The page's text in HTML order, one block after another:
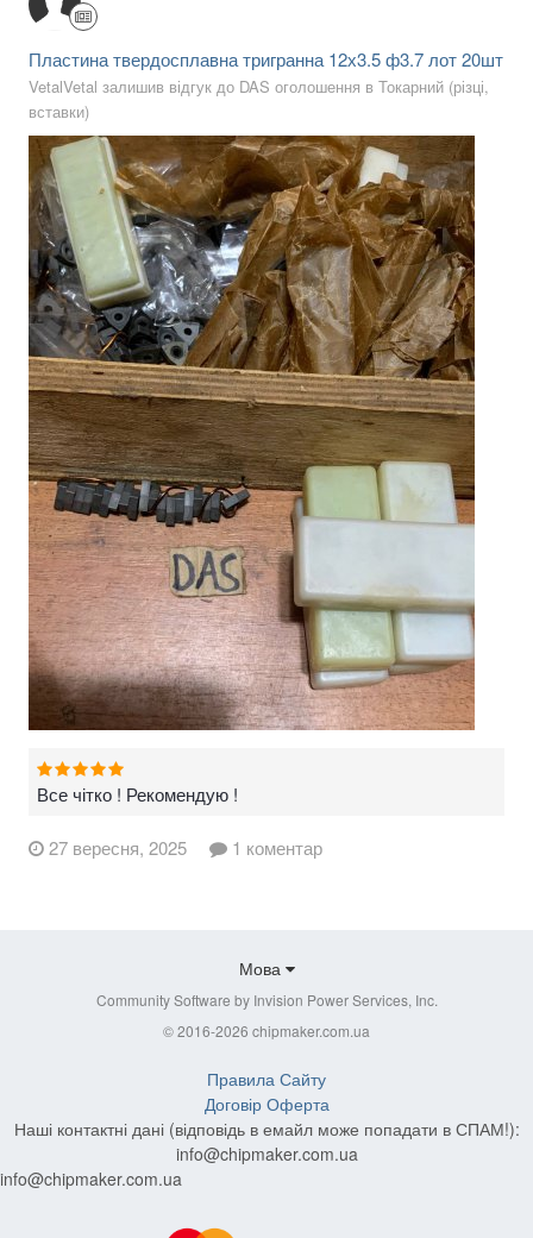
Пластина твердосплавна тригранна 12х3.5 ф3.7 лот 20шт
VetalVetal залишив відгук до DAS оголошення в Токарний (різці,
вставки)
Все чітко ! Рекомендую !
27 вересня, 2025 1 коментар
Мова
Community Software by Invision Power Services, Inc.
© 2016-2026 chipmaker.com.ua
Правила Сайту
Договір Оферта
Наші контактні дані (відповідь в емайл може попадати в СПАМ!):
info@chipmaker.com.ua
info@chipmaker.com.ua